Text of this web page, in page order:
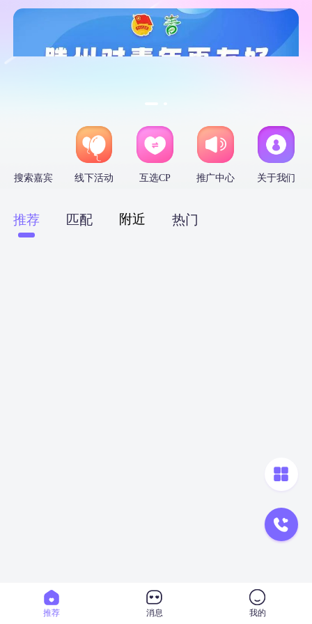
搜索嘉宾 线下活动 互选CP 推广中心 关于我们
推荐 匹配 附近 热门
推荐 消息 我的